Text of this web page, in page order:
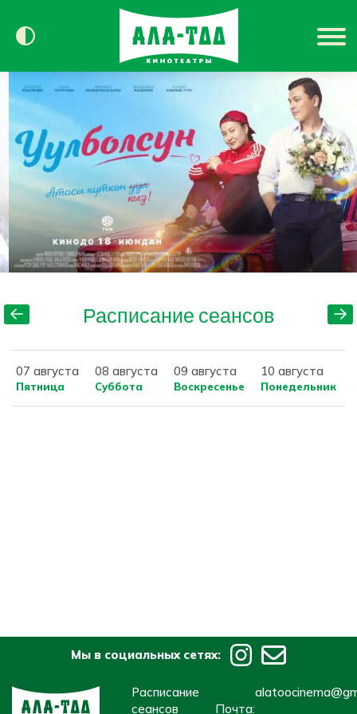
Сегодня в кино
Расписание
Контакты
Расписание сеансов
07 августа
Пятница
08 августа
Суббота
09 августа
Воскресенье
10 августа
Понедельник
Мы в социальных сетях:
Расписание
сеансов
Почта: